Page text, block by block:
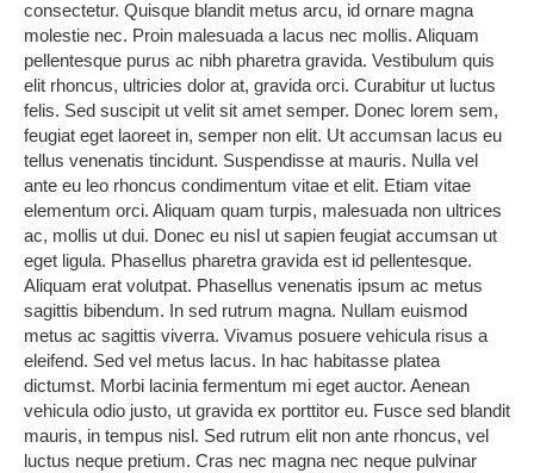
consectetur. Quisque blandit metus arcu, id ornare magna
molestie nec. Proin malesuada a lacus nec mollis. Aliquam
pellentesque purus ac nibh pharetra gravida. Vestibulum quis
elit rhoncus, ultricies dolor at, gravida orci. Curabitur ut luctus
felis. Sed suscipit ut velit sit amet semper. Donec lorem sem,
feugiat eget laoreet in, semper non elit. Ut accumsan lacus eu
tellus venenatis tincidunt. Suspendisse at mauris. Nulla vel
ante eu leo rhoncus condimentum vitae et elit. Etiam vitae
elementum orci. Aliquam quam turpis, malesuada non ultrices
ac, mollis ut dui. Donec eu nisl ut sapien feugiat accumsan ut
eget ligula. Phasellus pharetra gravida est id pellentesque.
Aliquam erat volutpat. Phasellus venenatis ipsum ac metus
sagittis bibendum. In sed rutrum magna. Nullam euismod
metus ac sagittis viverra. Vivamus posuere vehicula risus a
eleifend. Sed vel metus lacus. In hac habitasse platea
dictumst. Morbi lacinia fermentum mi eget auctor. Aenean
vehicula odio justo, ut gravida ex porttitor eu. Fusce sed blandit
mauris, in tempus nisl. Sed rutrum elit non ante rhoncus, vel
luctus neque pretium. Cras nec magna nec neque pulvinar